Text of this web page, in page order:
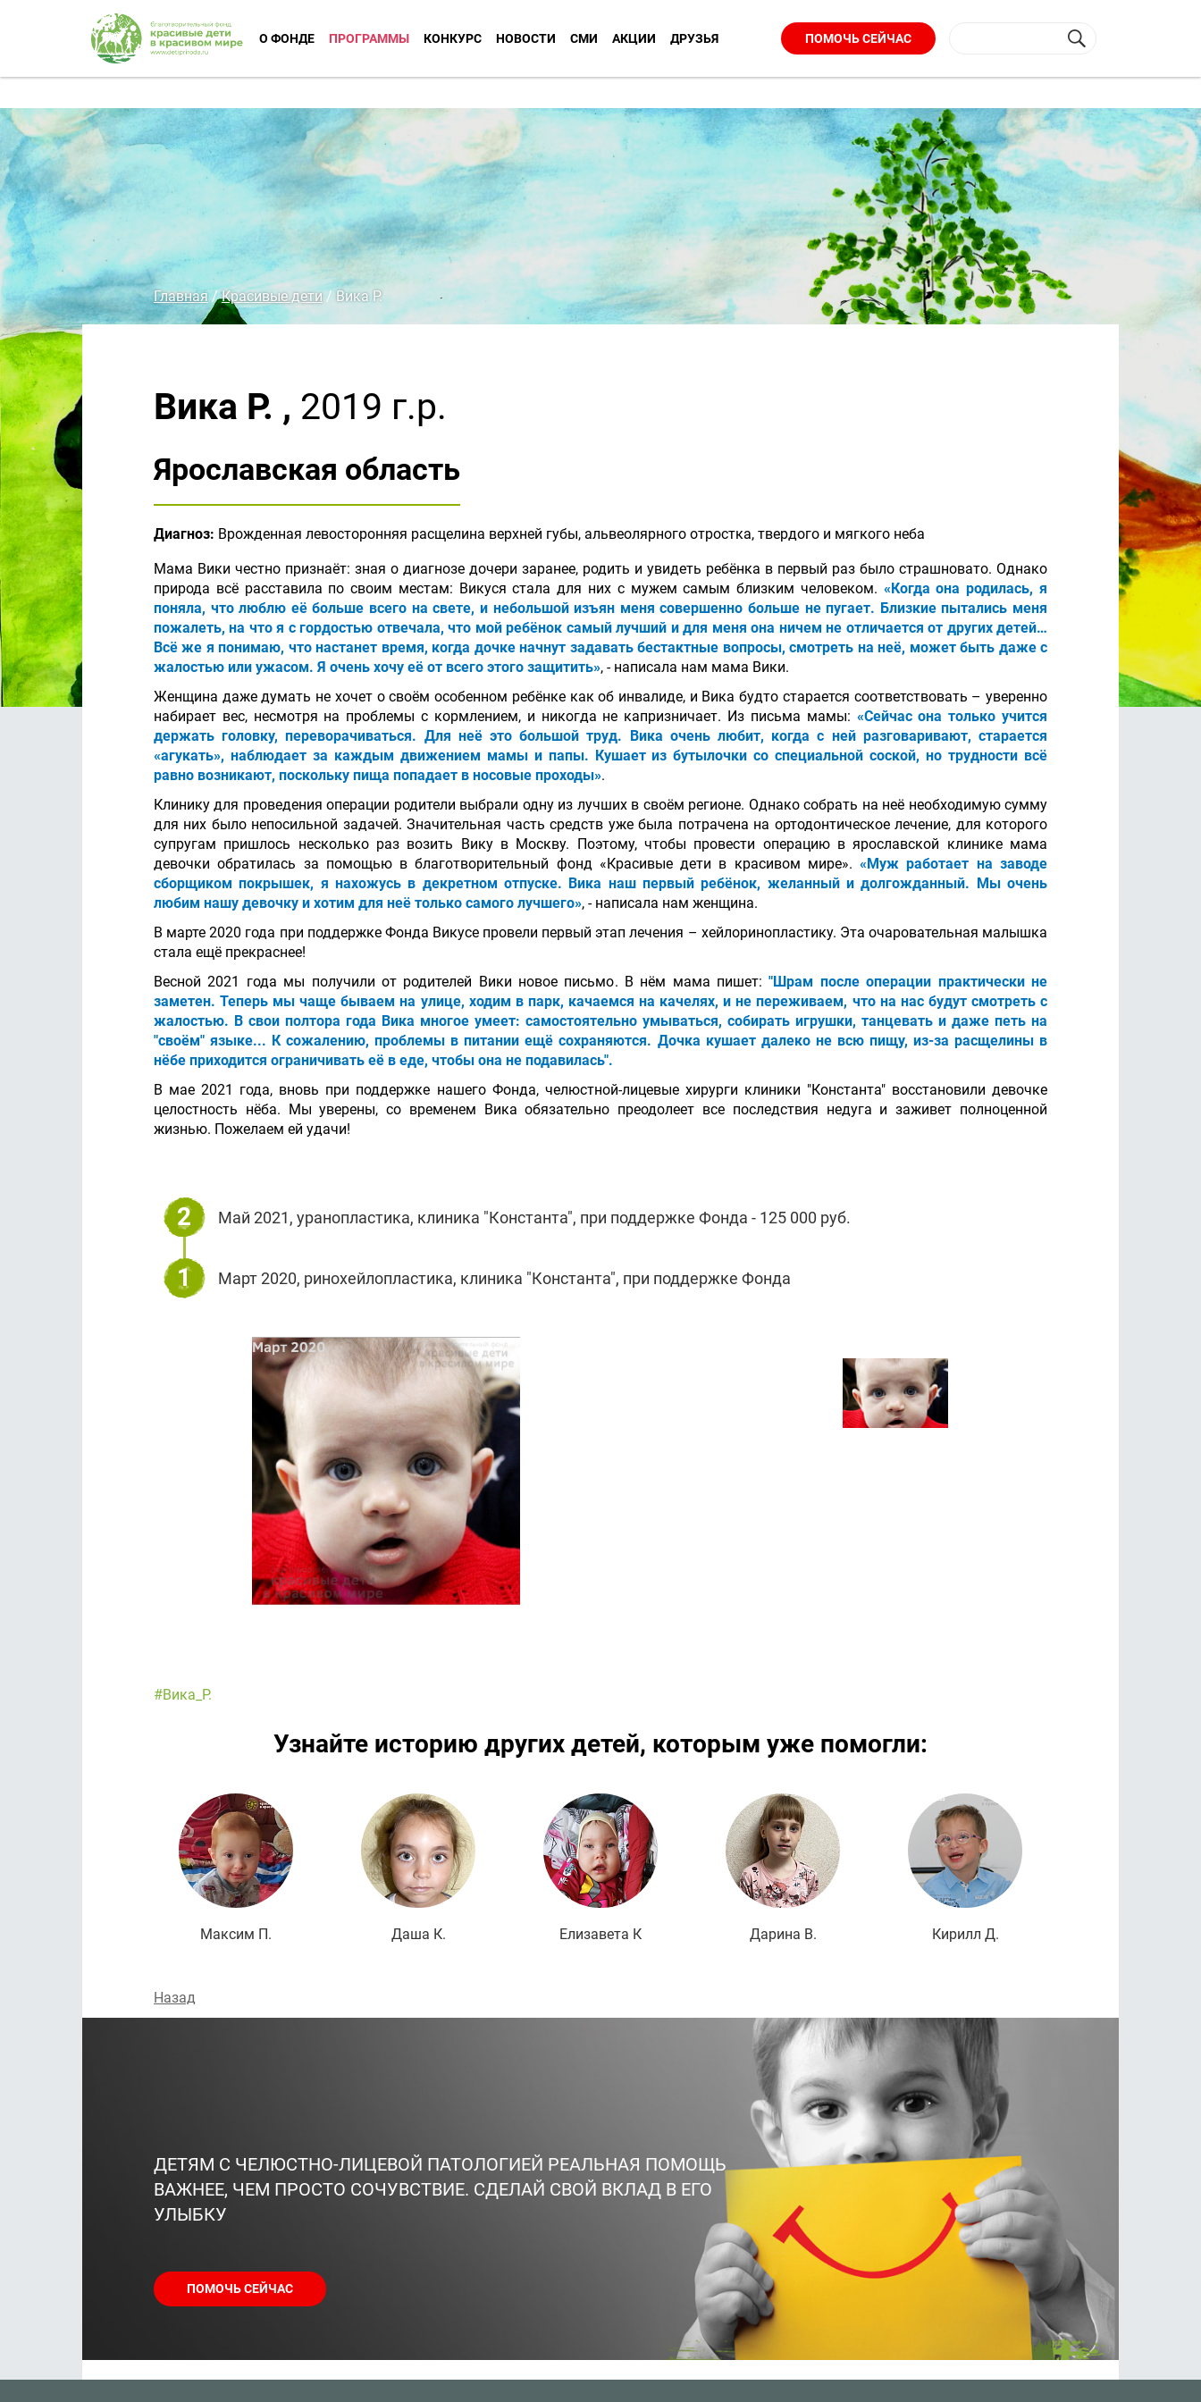
О ФОНДЕ ПРОГРАММЫ КОНКУРС НОВОСТИ СМИ АКЦИИ ДРУЗЬЯ ПОМОЧЬ СЕЙЧАС
Главная/Красивые дети/Вика Р.
Вика Р. , 2019 г.р.
Ярославская область
Диагноз: Врожденная левосторонняя расщелина верхней губы, альвеолярного отростка, твердого и мягкого неба
Мама Вики честно признаёт: зная о диагнозе дочери заранее, родить и увидеть ребёнка в первый раз было страшновато. Однако
природа всё расставила по своим местам: Викуся стала для них с мужем самым близким человеком. «Когда она родилась, я
поняла, что люблю её больше всего на свете, и небольшой изъян меня совершенно больше не пугает. Близкие пытались меня
пожалеть, на что я с гордостью отвечала, что мой ребёнок самый лучший и для меня она ничем не отличается от других детей…
Всё же я понимаю, что настанет время, когда дочке начнут задавать бестактные вопросы, смотреть на неё, может быть даже с
жалостью или ужасом. Я очень хочу её от всего этого защитить», - написала нам мама Вики.
Женщина даже думать не хочет о своём особенном ребёнке как об инвалиде, и Вика будто старается соответствовать – уверенно
набирает вес, несмотря на проблемы с кормлением, и никогда не капризничает. Из письма мамы: «Сейчас она только учится
держать головку, переворачиваться. Для неё это большой труд. Вика очень любит, когда с ней разговаривают, старается
«агукать», наблюдает за каждым движением мамы и папы. Кушает из бутылочки со специальной соской, но трудности всё
равно возникают, поскольку пища попадает в носовые проходы».
Клинику для проведения операции родители выбрали одну из лучших в своём регионе. Однако собрать на неё необходимую сумму
для них было непосильной задачей. Значительная часть средств уже была потрачена на ортодонтическое лечение, для которого
супругам пришлось несколько раз возить Вику в Москву. Поэтому, чтобы провести операцию в ярославской клинике мама
девочки обратилась за помощью в благотворительный фонд «Красивые дети в красивом мире».«Муж работает на заводе
сборщиком покрышек, я нахожусь в декретном отпуске. Вика наш первый ребёнок, желанный и долгожданный. Мы очень
любим нашу девочку и хотим для неё только самого лучшего», - написала нам женщина.
В марте 2020 года при поддержке Фонда Викусе провели первый этап лечения – хейлоринопластику. Эта очаровательная малышка
стала ещё прекраснее!
Весной 2021 года мы получили от родителей Вики новое письмо. В нём мама пишет:"Шрам после операции практически не
заметен. Теперь мы чаще бываем на улице, ходим в парк, качаемся на качелях, и не переживаем, что на нас будут смотреть с
жалостью. В свои полтора года Вика многое умеет: самостоятельно умываться, собирать игрушки, танцевать и даже петь на
"своём" языке... К сожалению, проблемы в питании ещё сохраняются. Дочка кушает далеко не всю пищу, из-за расщелины в
нёбе приходится ограничивать её в еде, чтобы она не подавилась".
В мае 2021 года, вновь при поддержке нашего Фонда, челюстной-лицевые хирурги клиники "Константа" восстановили девочке
целостность нёба. Мы уверены, со временем Вика обязательно преодолеет все последствия недуга и заживет полноценной
жизнью. Пожелаем ей удачи!
2 Май 2021, уранопластика, клиника "Константа", при поддержке Фонда - 125 000 руб.
1 Март 2020, ринохейлопластика, клиника "Константа", при поддержке Фонда
#Вика_Р.
Узнайте историю других детей, которым уже помогли:
Максим П.
Подробнее
Даша К.
Подробнее
Елизавета К
Подробнее
Дарина В.
Подробнее
Кирилл Д.
Назад
ДЕТЯМ С ЧЕЛЮСТНО-ЛИЦЕВОЙ ПАТОЛОГИЕЙ РЕАЛЬНАЯ ПОМОЩЬ
ВАЖНЕЕ, ЧЕМ ПРОСТО СОЧУВСТВИЕ. СДЕЛАЙ СВОЙ ВКЛАД В ЕГО
УЛЫБКУ
ПОМОЧЬ СЕЙЧАС